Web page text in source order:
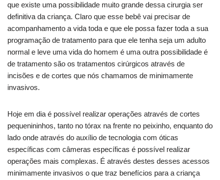
que existe uma possibilidade muito grande dessa cirurgia ser
definitiva da criança. Claro que esse bebê vai precisar de
acompanhamento a vida toda e que ele possa fazer toda a sua
programação de tratamento para que ele tenha seja um adulto
normal e leve uma vida do homem é uma outra possibilidade é
de tratamento são os tratamentos cirúrgicos através de
incisões e de cortes que nós chamamos de minimamente
invasivos.
Hoje em dia é possível realizar operações através de cortes
pequenininhos, tanto no tórax na frente no peixinho, enquanto do
lado onde através do auxílio de tecnologia com óticas
específicas com câmeras específicas é possível realizar
operações mais complexas. É através destes desses acessos
minimamente invasivos o que traz benefícios para a criança